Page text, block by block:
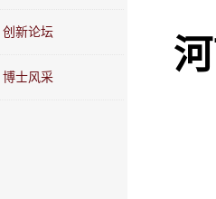
创新论坛
博士风采